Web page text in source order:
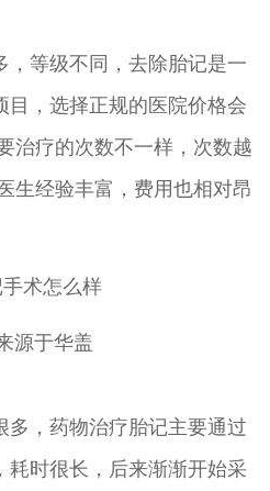
等级不同，去除胎记是一
目，选择正规的医院价格会
治疗的次数不一样，次数越
生经验丰富，费用也相对昂
源于华盖
，药物治疗胎记主要通过
耗时很长，后来渐渐开始采